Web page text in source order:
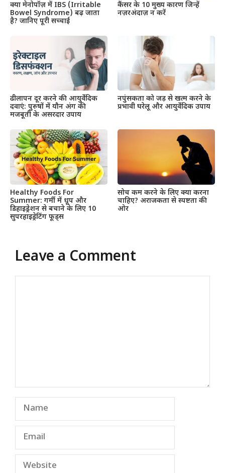
क्या मेनोपॉज़ में IBS (Irritable
Bowel Syndrome) बढ़ जाता
है? जानिए पूरी सच्चाई
कैंसर के 10 मुख्य कारण जिन्हें
नज़रअंदाज़ न करें
ढीलापन दूर करने की आयुर्वेदिक
दवाएं: पुरुषों में यौन अंग की
मजबूती के असरदार उपाय
नपुंसकता को जड़ से खत्म करने के
प्रभावी घरेलू और आयुर्वेदिक उपाय​
Healthy Foods For
Summer: गर्मी में धूप और
डिहाइड्रेशन से बचाने के लिए 10
सुपरहाइड्रेटिंग फूड्स
सोच कम करने के लिए क्या करना
चाहिए? अराजकता से स्पष्टता की
ओर
Leave a Comment
Name
Email
Website